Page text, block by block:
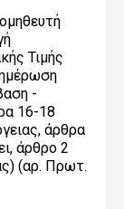
Τιμής
-
16-18
άρθρα
άρθρο 2
(αρ. Πρωτ.